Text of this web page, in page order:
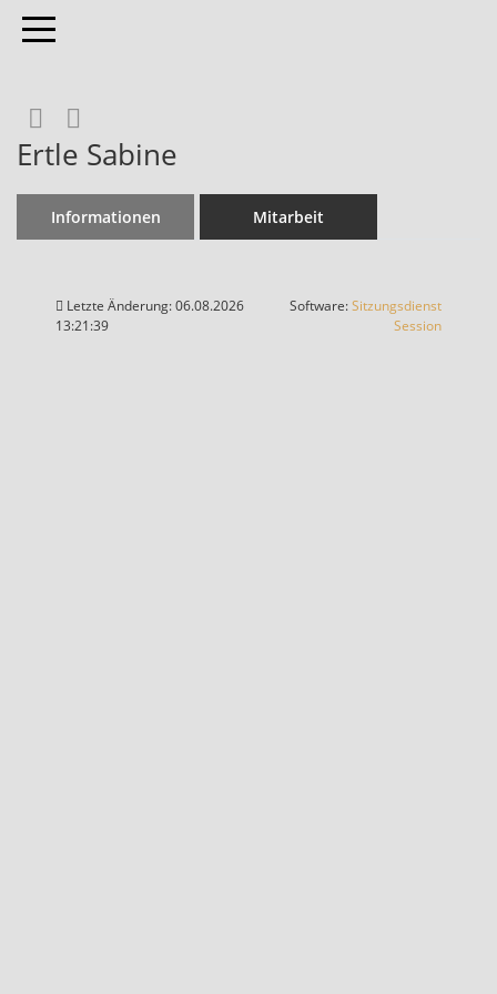
Toggle navigation
Rechercheauswahl
Ertle Sabine
Informationen Mitarbeit
Letzte Änderung: 06.08.2026
13:21:39
Software:Sitzungsdienst
Session(Wird in